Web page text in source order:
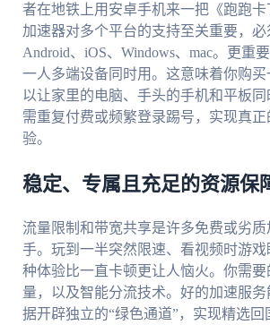
者在地铁上用安卓手机来一把《跑跑卡
加速器对多个平台的支持至关重要，必
Android、iOS、Windows、mac。更重
一人多端设备同时用。这意味着你购
以让家里的电脑、手头的手机和平板
需重复付费或频繁登录踢号，实现真
验。
稳定、专属且充足的资源保
流量限制和带宽共享是许多免费或劣
手。玩到一半突然限速、看视频时游戏
种体验比一直卡顿更让人恼火。你需
量，以及智能分流技术。好的加速服
据开辟独立的“绿色通道”，实现精选